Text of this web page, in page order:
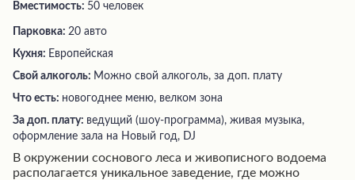
Вместимость: 50 человек
Парковка: 20 авто
Кухня: Европейская
Свой алкоголь: Можно свой алкоголь, за доп. плату
Что есть: новогоднее меню, велком зона
За доп. плату: ведущий (шоу-программа), живая музыка,
оформление зала на Новый год, DJ
В окружении соснового леса и живописного водоема
располагается уникальное заведение, где можно